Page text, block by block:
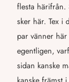
flesta härifrån.
sker här. Tex i
par vänner
egentligen,
sidan kanske